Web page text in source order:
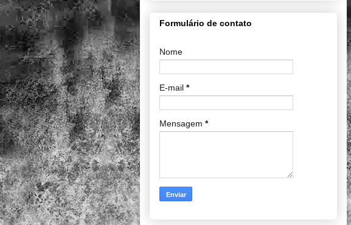
Formulário de contato
Nome
E-mail *
Mensagem *